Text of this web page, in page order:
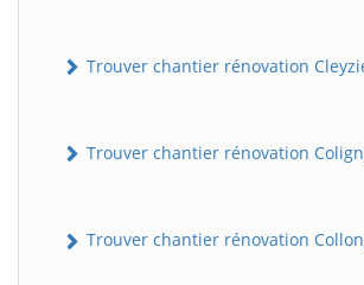
Trouver chantier rénovation
Trouver chantier rénovation
Trouver chantier rénovation
Assistant en ligne